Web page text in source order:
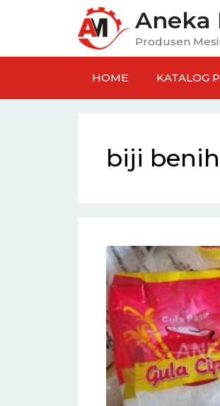
Aneka
Produsen
HOME KATALOG
biji benih